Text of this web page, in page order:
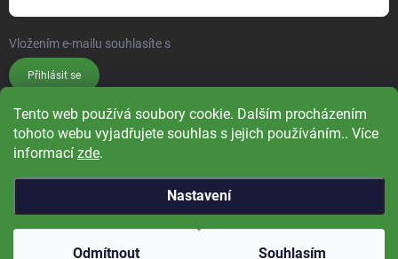
Tento web používá soubory cookie. Dalším procházením
tohoto webu vyjadřujete souhlas s jejich používáním.. Více
informací zde.
Nastavení
Odmítnout Souhlasím
Vložením e-mailu souhlasíte s
Přihlásit se
Copyright 2026Čistá příroda. Všechna práva vyhrazena.Upravit nastavení